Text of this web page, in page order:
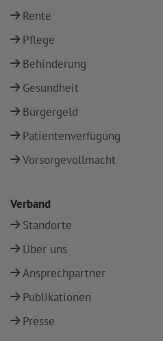
Rente
Pflege
Behinderung
Gesundheit
Bürgergeld
Patientenverfügung
Vorsorgevollmacht
Verband
Standorte
Über uns
Ansprechpartner
Publikationen
Presse